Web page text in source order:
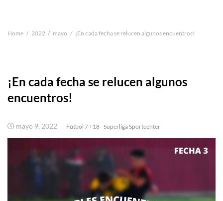
Home 2022 mayo ¡En cada fecha se relucen algunos encuentros!
¡En cada fecha se relucen algunos
encuentros!
mayo 9, 2022 Fútbol 7 +18 Superliga Sportcenter